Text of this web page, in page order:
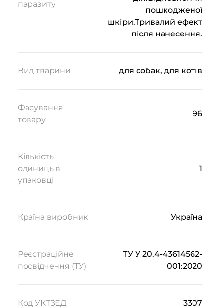
паразиту
пошкодженої
шкіри.Тривалий ефект
після нанесення.
Вид тварини для собак, для котів
Фасування
товару
96
Кількість
одиниць в
упаковці
1
Країна виробник Україна
Реєстраційне
посвідчення (ТУ)
ТУ У 20.4-43614562-
001:2020
Код УКТЗЕД 3307